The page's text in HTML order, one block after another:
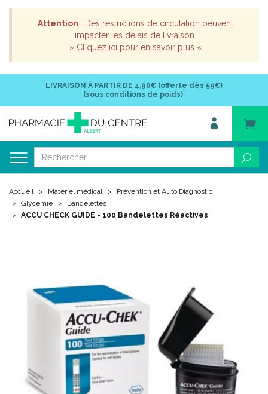
Attention : Des restrictions de circulation peuvent
impacter les délais de livraison.
» Cliquez ici pour en savoir plus «
LIVRAISON À PARTIR DE 4,90€ (offerte dès 59€)
(sous conditions de poids)*
Accueil Matériel médical
Prévention et Auto Diagnostic
Glycémie
Bandelettes
ACCU CHECK GUIDE - 100 Bandelettes Réactives